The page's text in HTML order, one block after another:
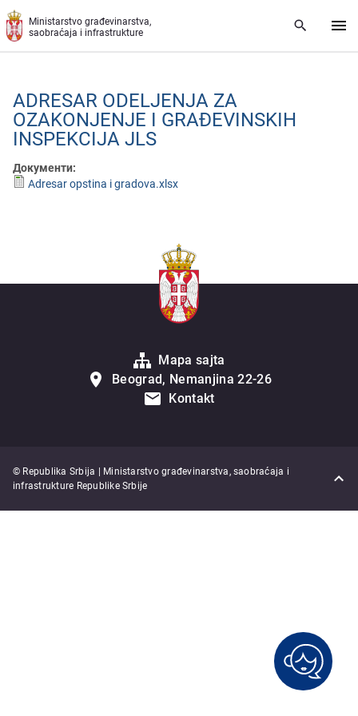
Preskoči na glavni deo sadržaja
Ministarstvo građevinarstva,
saobraćaja i infrastrukture
ADRЕSAR ODЕLJЕNJA ZA
OZAKONJЕNJЕ I GRAĐЕVINSKIH
INSPЕKCIJA JLS
Документи:
Adresar opstina i gradova.xlsx
Mapa sajta
Beograd, Nemanjina 22-26
Kontakt
© Republika Srbija | Ministarstvo građevinarstva, saobraćaja i
infrastrukture Republike Srbije